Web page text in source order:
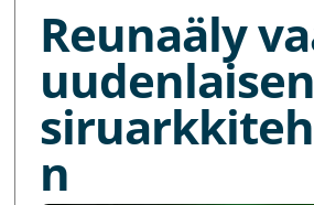
Reunaäly
uudenlaisen
n